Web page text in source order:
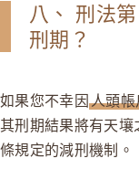
八、 刑法
刑期？
如果您不幸因人頭帳
其刑期結果將有天
條規定的減刑機制。